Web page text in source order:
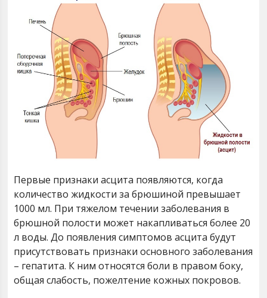
Первые признаки асцита появляются, когда
количество жидкости за брюшиной превышает
1000 мл. При тяжелом течении заболевания в
брюшной полости может накапливаться более 20
л воды. До появления симптомов асцита будут
присутствовать признаки основного заболевания
– гепатита. К ним относятся боли в правом боку,
общая слабость, пожелтение кожных покровов.